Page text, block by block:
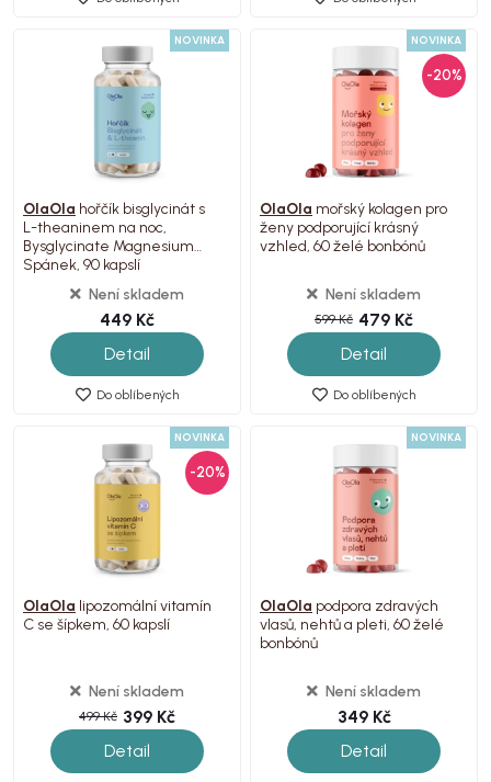
NOVINKA
OlaOla hořčík bisglycinát s
L-theaninem na noc,
Bysglycinate Magnesium
Spánek, 90 kapslí
Není skladem
449 Kč
Detail
Do oblíbených
NOVINKA
-20%
OlaOla mořský kolagen pro
ženy podporující krásný
vzhled, 60 želé bonbónů
Není skladem
599 Kč 479 Kč
Detail
Do oblíbených
NOVINKA
-20%
OlaOla lipozomální vitamín
C se šípkem, 60 kapslí
Není skladem
499 Kč 399 Kč
Detail
NOVINKA
OlaOla podpora zdravých
vlasů, nehtů a pleti, 60 želé
bonbónů
Není skladem
349 Kč
Detail